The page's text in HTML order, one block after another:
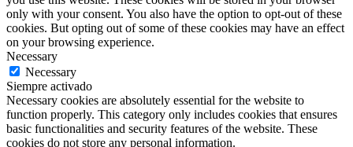
only with your consent. You also have the option to opt-out of these
cookies. But opting out of some of these cookies may have an effect
on your browsing experience.
Necessary
Necessary
Siempre activado
Necessary cookies are absolutely essential for the website to
function properly. This category only includes cookies that ensures
basic functionalities and security features of the website. These
cookies do not store any personal information.